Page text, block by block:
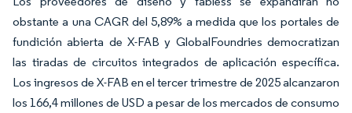
obstante a una CAGR del 5,89% a medida que los portales de
fundición abierta de X-FAB y GlobalFoundries democratizan
las tiradas de circuitos integrados de aplicación específica.
Los ingresos de X-FAB en el tercer trimestre de 2025 alcanzaron
los 166,4 millones de USD a pesar de los mercados de consumo